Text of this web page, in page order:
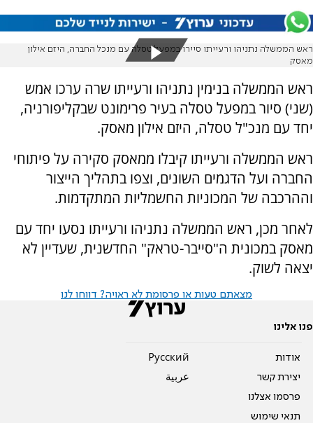
ראש הממשלה נתניהו ורעייתו סיירו במפעל טסלה עם מנכל החברה, היזם אילון
מאסק
ראש הממשלה בנימין נתניהו ורעייתו שרה ערכו אמש
(שני) סיור במפעל טסלה בעיר פרימונט שבקליפורניה,
יחד עם מנכ"ל טסלה, היזם אילון מאסק.
ראש הממשלה ורעייתו קיבלו ממאסק סקירה על פיתוחי
החברה ועל הדגמים השונים, וצפו בתהליך הייצור
וההרכבה של המכוניות החשמליות המתקדמות.
לאחר מכן, ראש הממשלה נתניהו ורעייתו נסעו יחד עם
מאסק במכונית ה"סייבר-טראק" החדשנית, שעדיין לא
יצאה לשוק.
מצאתם טעות או פרסומת לא ראויה? דווחו לנו
פנו אלינו
אודות
יצירת קשר
פרסמו אצלנו
תנאי שימוש
Pусский
عربية